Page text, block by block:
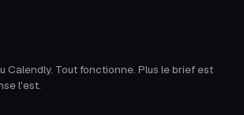
Calendly. Tout fonctionne. Plus le brief est
l'est.